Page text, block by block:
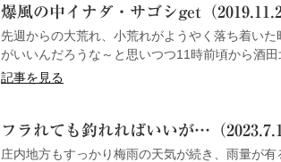
爆風の中イナダ・サゴシget（
先週からの大荒れ、小荒れがようやく落ち着い
がいいんだろうな～と思いつつ11時前頃から酒田
記事を見る
フラれても釣れればいいが…（
庄内地方もすっかり梅雨の天気が続き、雨量が